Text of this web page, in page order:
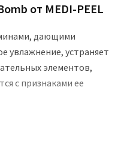
от MEDI-PEEL
дающими
увлажнение, устраняет
элементов,
с признаками ее